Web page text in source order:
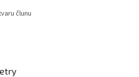
člunu